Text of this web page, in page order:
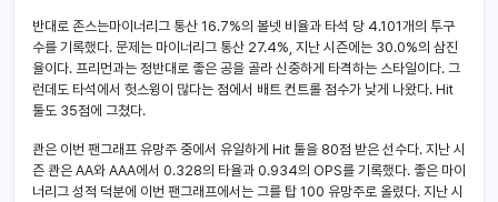
반대로 존스는마이너리그 통산 16.7%의 볼넷 비율과 타석 당 4.101개의 투구
수를 기록했다. 문제는 마이너리그 통산 27.4%, 지난 시즌에는 30.0%의 삼진
율이다. 프리먼과는 정반대로 좋은 공을 골라 신중하게 타격하는 스타일이다. 그
런데도 타석에서 헛스윙이 많다는 점에서 배트 컨트롤 점수가 낮게 나왔다. Hit
툴도 35점에 그쳤다.
콴은 이번 팬그래프 유망주 중에서 유일하게 Hit 툴을 80점 받은 선수다. 지난 시
즌 콴은 AA와 AAA에서 0.328의 타율과 0.934의 OPS를 기록했다. 좋은 마이
너리그 성적 덕분에 이번 팬그래프에서는 그를 탑 100 유망주로 올렸다. 지난 시